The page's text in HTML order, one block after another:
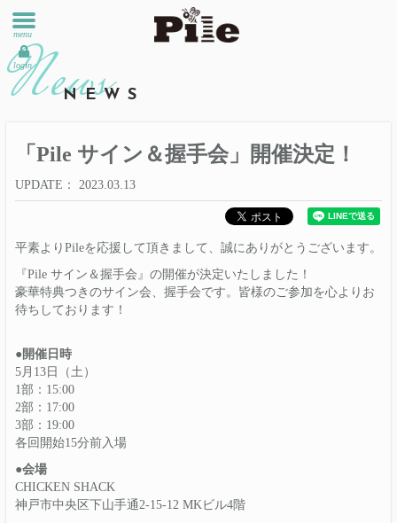
menu
login
NEWS
「Pile サイン＆握手会」開催決定！
UPDATE 2023.03.13
平素よりPileを応援して頂きまして、誠にありがとうございます。
『Pile サイン＆握手会』の開催が決定いたしました！
豪華特典つきのサイン会、握手会です。皆様のご参加を心よりお
待ちしております！
●開催日時
5月13日（土）
1部：15:00
2部：17:00
3部：19:00
各回開始15分前入場
●会場
CHICKEN SHACK
神戸市中央区下山手通2-15-12 MKビル4階